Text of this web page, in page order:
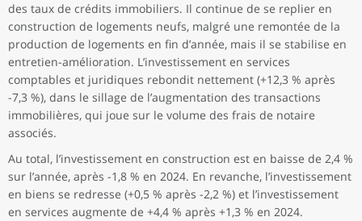
des taux de crédits immobiliers. Il continue de se replier en
construction de logements neufs, malgré une remontée de la
production de logements en fin d’année, mais il se stabilise en
entretien-amélioration. L’investissement en services
comptables et juridiques rebondit nettement (+12,3 % après
-7,3 %), dans le sillage de l’augmentation des transactions
immobilières, qui joue sur le volume des frais de notaire
associés.
Au total, l’investissement en construction est en baisse de 2,4 %
sur l’année, après -1,8 % en 2024. En revanche, l’investissement
en biens se redresse (+0,5 % après -2,2 %) et l’investissement
en services augmente de +4,4 % après +1,3 % en 2024.